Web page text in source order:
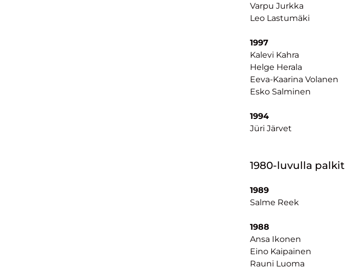
Varpu Jurkka
Leo Lastumäki
1997
Kalevi Kahra
Helge Herala
Eeva-Kaarina Volanen
Esko Salminen
1994
Jüri Järvet
1980-luvulla
1989
Salme Reek
1988
Ansa Ikonen
Eino Kaipainen
Rauni Luoma